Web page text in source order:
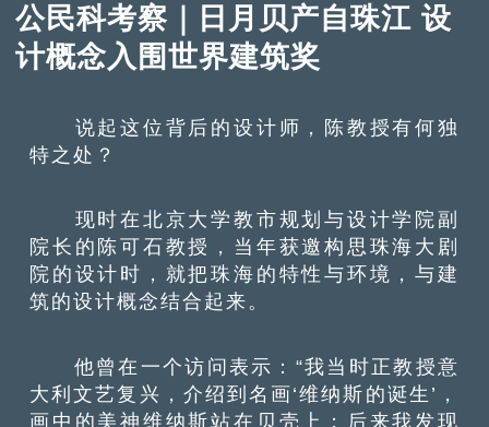
公民科考察｜日月贝产自珠江 设
计概念入围世界建筑奖
说起这位背后的设计师，陈教授有何独
特之处？
现时在北京大学教市规划与设计学院副
院长的陈可石教授，当年获邀构思珠海大剧
院的设计时，就把珠海的特性与环境，与建
筑的设计概念结合起来。
他曾在一个访问表示：“我当时正教授意
大利文艺复兴，介绍到名画‘维纳斯的诞生’，
画中的美神维纳斯站在贝壳上；后来我发现